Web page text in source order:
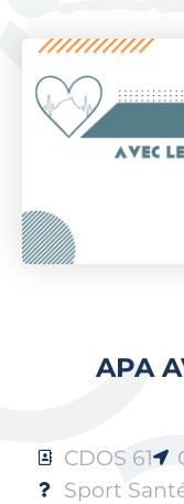
APA
CDOS 61
Sport